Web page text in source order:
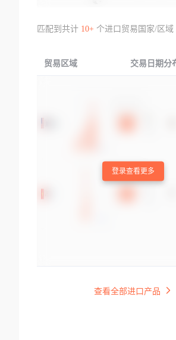
匹配到共计 10+个进口贸易国家/区域
贸易区域 交易日期分
登录查看更多
查看全部进口产品